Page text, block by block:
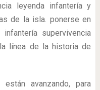
leyenda infantería y
de la isla. ponerse en
supervivencia
línea de la historia de
avanzando, para